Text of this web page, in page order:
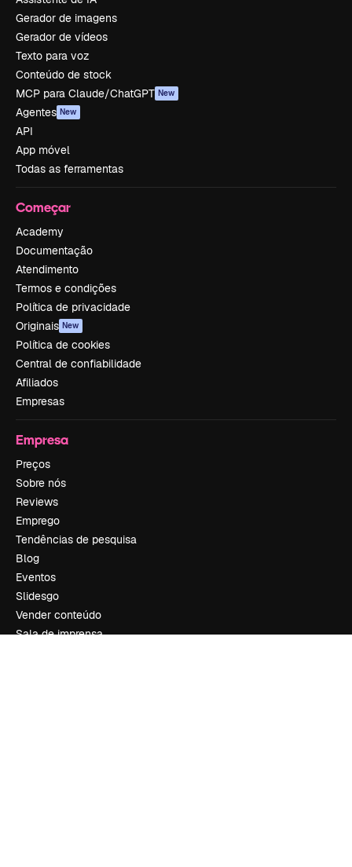
Gerador de imagens
Gerador de vídeos
Texto para voz
Conteúdo de stock
MCP para Claude/ChatGPT New
Agentes New
API
App móvel
Todas as ferramentas
Começar
Academy
Documentação
Atendimento
Termos e condições
Política de privacidade
Originais New
Política de cookies
Central de confiabilidade
Afiliados
Empresas
Empresa
Preços
Sobre nós
Reviews
Emprego
Tendências de pesquisa
Blog
Eventos
Slidesgo
Vender conteúdo
Sala de imprensa